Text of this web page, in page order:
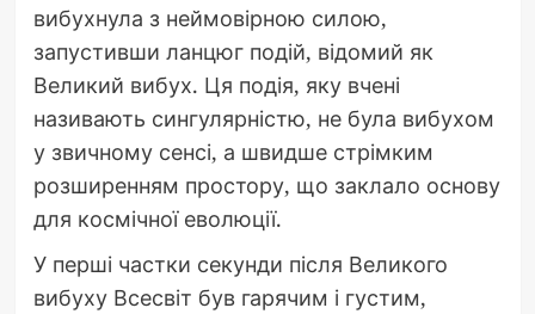
вибухнула з неймовірною силою,
запустивши ланцюг подій, відомий як
Великий вибух. Ця подія, яку вчені
називають сингулярністю, не була вибухом
у звичному сенсі, а швидше стрімким
розширенням простору, що заклало основу
для космічної еволюції.
У перші частки секунди після Великого
вибуху Всесвіт був гарячим і густим,